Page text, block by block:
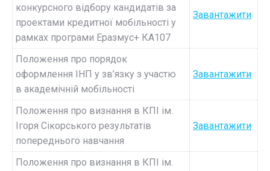
конкурсного відбору кандидатів за
проектами кредитної мобільності у
рамках програми Еразмус+ КА107
Завантажити
Положення про порядок
оформлення ІНП у зв’язку з участю
в академічній мобільності
Завантажити
Положення про визнання в КПІ ім.
Ігоря Сікорського результатів
попереднього навчання
Завантажити
Положення про визнання в КПІ ім.